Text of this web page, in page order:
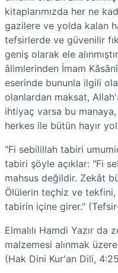
kitaplarımızda her ne
gazilere ve yolda kalan
tefsirlerde ve güvenilir
geniş olarak ele
âlimlerinden İmam
eserinde bununla ilgili
olanlardan maksat,
ihtiyaç varsa bu
herkes ile bütün hayır
"Fi sebilillah tabiri
tabiri şöyle açıklar: "Fi
mahsus değildir. Zekât
Ölülerin teçhiz ve tekfini,
tabirin içine girer."
Elmalılı Hamdi Yazır da
malzemesi alınmak
(Hak Dini Kur'an Dili,